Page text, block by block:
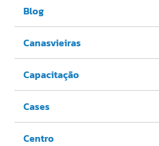
Blog
Canasvieiras
Capacitação
Cases
Centro